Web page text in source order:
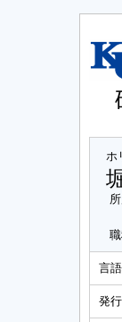
ホ
所
職
言
発